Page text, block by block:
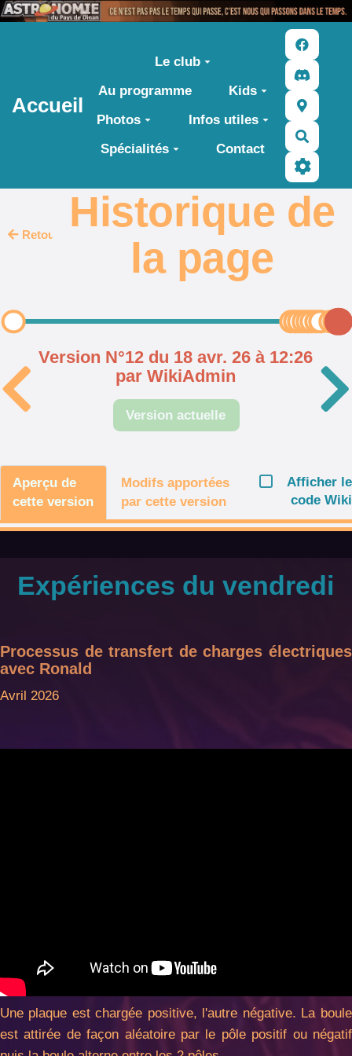
Accueil
Le club
Au programme
Kids
Photos
Infos utiles
Spécialités
Contact
Retour
Historique de
la page
Version N°12 du 18 avr. 26 à 12:26
par WikiAdmin
Version actuelle
Aperçu de
cette version
Modifs apportées
par cette version
Afficher le
code Wiki